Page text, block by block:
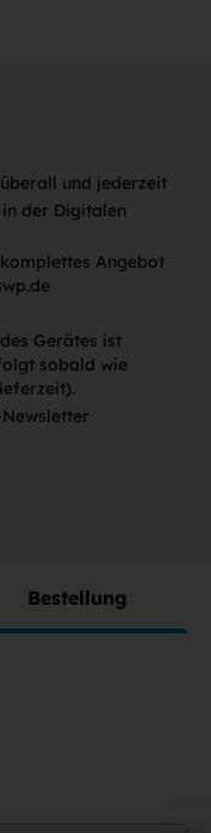
und jederzeit
der Digitalen
Angebot
Gerätes ist
sobald wie
Bestellung